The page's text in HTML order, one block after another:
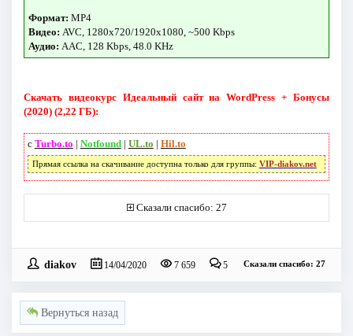
Формат: MP4
Видео: AVC, 1280x720/1920x1080, ~500 Kbps
Аудио: AAC, 128 Kbps, 48.0 KHz
Скачать видеокурс Идеальный сайт на WordPress + Бонусы
(2020) (2,22 ГБ):
с Turbo.to | Notfound| UL.to | Hil.to
Прямая ссылка на скачивание доступна только для группы: VIP-diakov.net
Сказали спасибо: 27
diakov 14/04/2020 7 659 5 Сказали спасибо: 27
Вернуться назад